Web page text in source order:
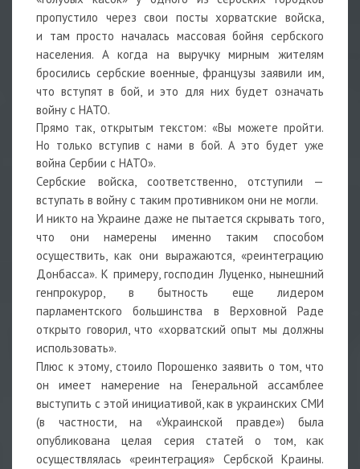
пропустило через свои посты хорватские войска,
и там просто началась массовая бойня сербского
населения. А когда на выручку мирным жителям
бросились сербские военные, французы заявили им,
что вступят в бой, и это для них будет означать
войну с НАТО.
Прямо так, открытым текстом: «Вы можете пройти.
Но только вступив с нами в бой. А это будет уже
война Сербии с НАТО».
Сербские войска, соответственно, отступили —
вступать в войну с таким противником они не могли.
И никто на Украине даже не пытается скрывать того,
что они намерены именно таким способом
осуществить, как они выражаются, «реинтеграцию
Донбасса». К примеру, господин Луценко, нынешний
генпрокурор, в бытность еще лидером
парламентского большинства в Верховной Раде
открыто говорил, что «хорватский опыт мы должны
использовать».
Плюс к этому, стоило Порошенко заявить о том, что
он имеет намерение на Генеральной ассамблее
выступить с этой инициативой, как в украинских СМИ
(в частности, на «Украинской правде») была
опубликована целая серия статей о том, как
осуществлялась «реинтеграция» Сербской Краины.